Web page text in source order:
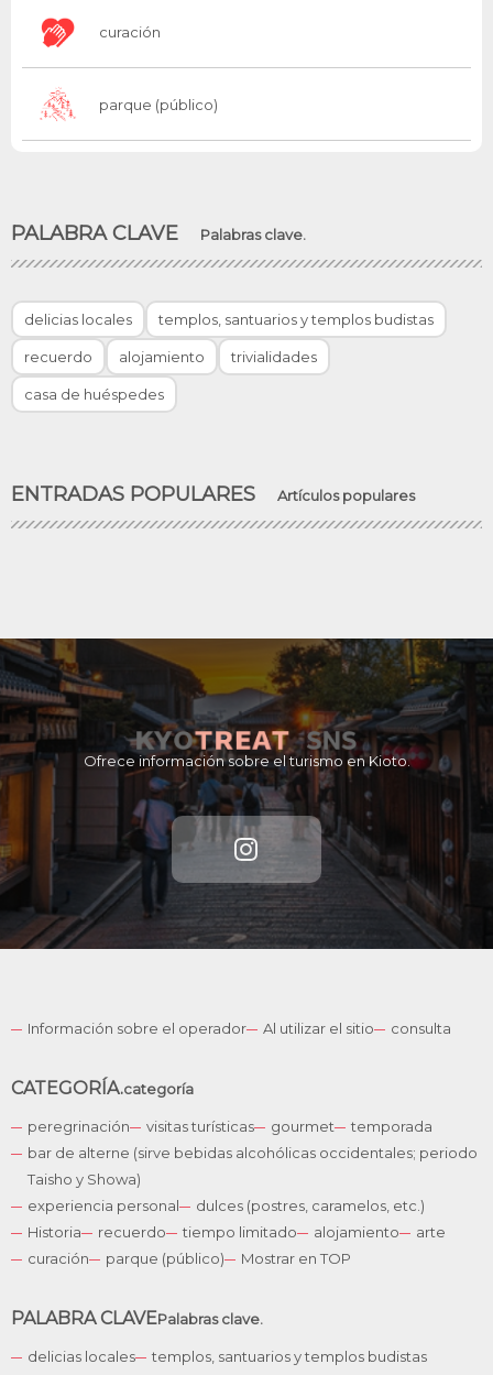
curación
parque (público)
PALABRA CLAVE Palabras clave.
delicias locales templos, santuarios y templos budistas
recuerdo alojamiento trivialidades
casa de huéspedes
ENTRADAS POPULARES Artículos populares
Ofrece información sobre el turismo en Kioto.
Información sobre el operador Al utilizar el sitio consulta
CATEGORÍA.categoría
peregrinación visitas turísticas gourmet
temporada
bar de alterne (sirve bebidas alcohólicas occidentales; periodo
Taisho y Showa)
experiencia personal
dulces (postres, caramelos, etc.)
Historia
recuerdo tiempo limitado alojamiento
arte
curación
parque (público) Mostrar en TOP
PALABRA CLAVEPalabras clave.
delicias locales
templos, santuarios y templos budistas
English